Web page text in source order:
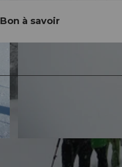
Bon à savoir